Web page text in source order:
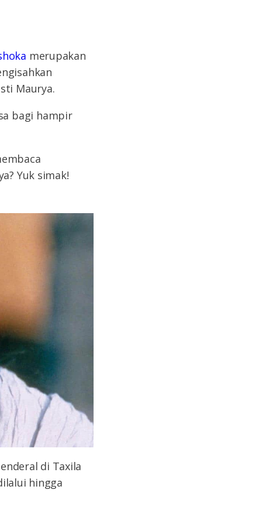
merupakan
Maurya.
bagi hampir
Yuk simak!
di Taxila
hingga